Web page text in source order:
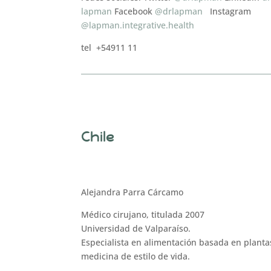
lapman Facebook @drlapman Instagram
@lapman.integrative.health
tel +54911 11
Chile
Alejandra Parra Cárcamo
Médico cirujano, titulada 2007
Universidad de Valparaíso.
Especialista en alimentación basada en
medicina de estilo de vida.